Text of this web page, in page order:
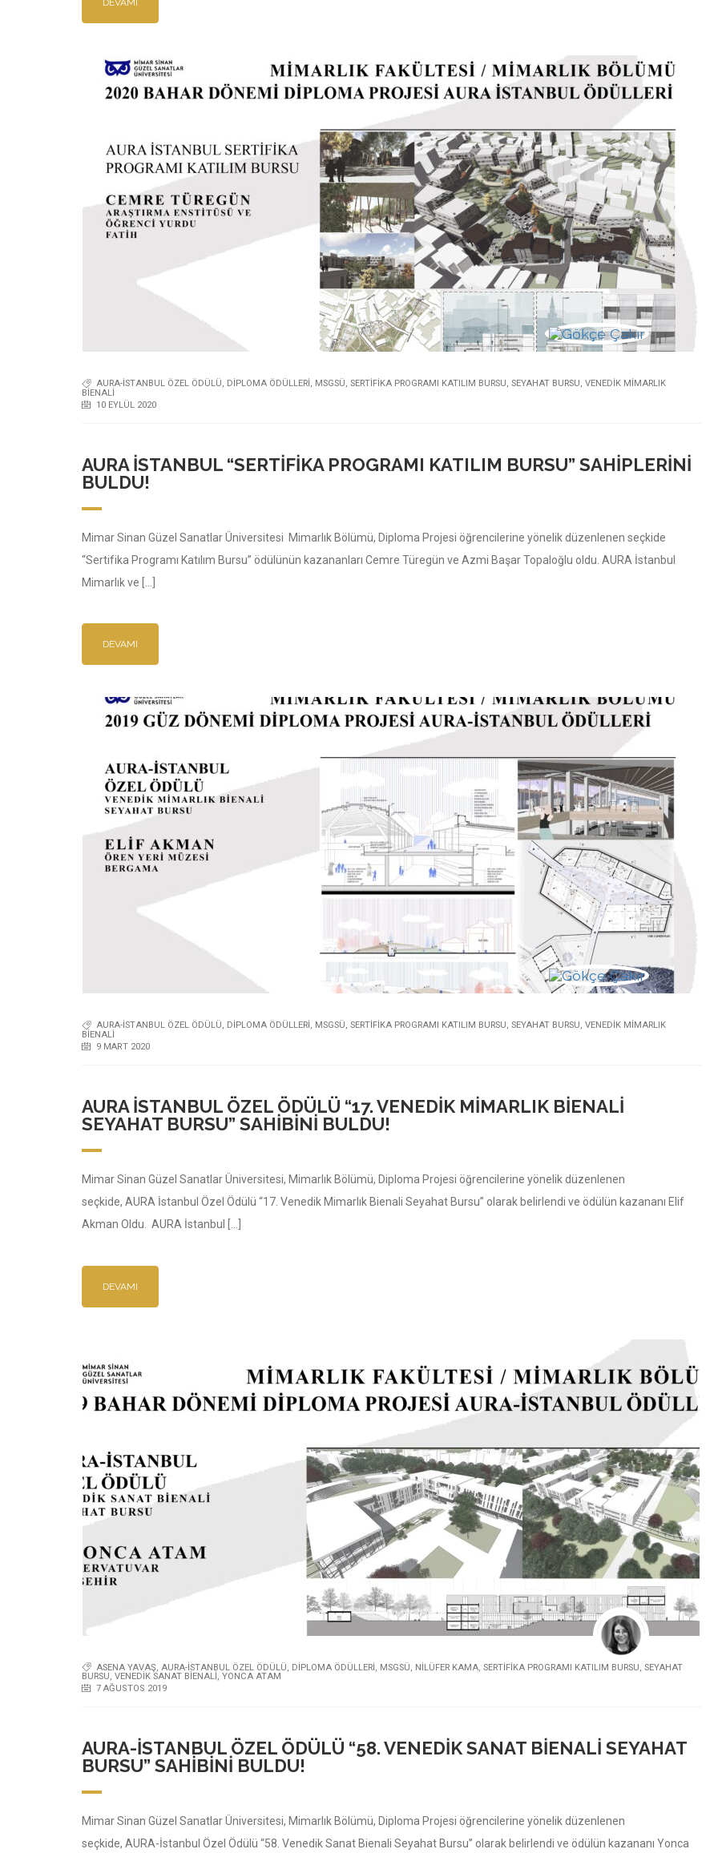
DEVAMI
AURA-İSTANBUL ÖZEL ÖDÜLÜ, DİPLOMA ÖDÜLLERİ , MSGSÜ, SERTIFIKA PROGRAMI KATILIM BURSU, SEYAHAT BURSU, VENEDIK MIMARLIK
BIENALI
10 EYLÜL 2020
AURA İSTANBUL “SERTIFIKA PROGRAMI KATILIM BURSU” SAHIPLERINI
BULDU!
Mimar Sinan Güzel Sanatlar Üniversitesi Mimarlık Bölümü, Diploma Projesi öğrencilerine yönelik düzenlenen seçkide
“Sertifika Programı Katılım Bursu” ödülünün kazananları Cemre Türegün ve Azmi Başar Topaloğlu oldu. AURA İstanbul
Mimarlık ve […]
DEVAMI
AURA-İSTANBUL ÖZEL ÖDÜLÜ, DİPLOMA ÖDÜLLERİ , MSGSÜ, SERTIFIKA PROGRAMI KATILIM BURSU, SEYAHAT BURSU, VENEDIK MIMARLIK
BIENALI
9 MART 2020
AURA İSTANBUL ÖZEL ÖDÜLÜ “17. VENEDIK MIMARLIK BIENALI
SEYAHAT BURSU” SAHIBINI BULDU!
Mimar Sinan Güzel Sanatlar Üniversitesi, Mimarlık Bölümü, Diploma Projesi öğrencilerine yönelik düzenlenen
seçkide, AURA İstanbul Özel Ödülü “17. Venedik Mimarlık Bienali Seyahat Bursu” olarak belirlendi ve ödülün kazananı Elif
Akman Oldu. AURA İstanbul […]
DEVAMI
ASENA YAVAŞ AURA-İSTANBUL ÖZEL ÖDÜLÜ DİPLOMA ÖDÜLLERİ MSGSÜ NILÜFER KAMA SERTIFIKA PROGRAMI KATILIM BURSU SEYAHAT
BURSU, VENEDIK SANAT BIENALI , YONCA ATAM
7 AĞUSTOS 2019
AURA-İSTANBUL ÖZEL ÖDÜLÜ “58. VENEDIK SANAT BIENALI SEYAHAT
BURSU” SAHIBINI BULDU!
Mimar Sinan Güzel Sanatlar Üniversitesi, Mimarlık Bölümü, Diploma Projesi öğrencilerine yönelik düzenlenen
seçkide, AURA-İstanbul Özel Ödülü “58. Venedik Sanat Bienali Seyahat Bursu” olarak belirlendi ve ödülün kazananı Yonca